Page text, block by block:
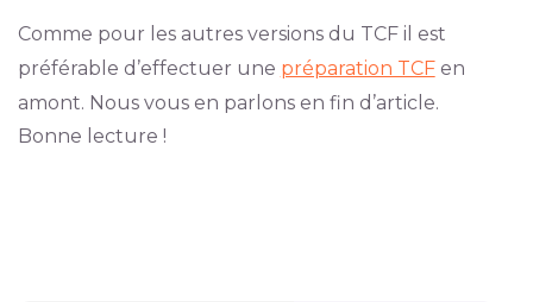
Comme pour les autres versions du TCF il est
préférable d’effectuer une préparation TCFen
amont. Nous vous en parlons en fin d’article.
Bonne lecture !